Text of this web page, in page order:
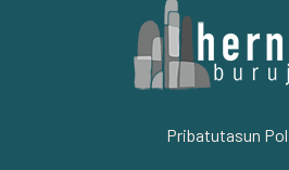
Pribatutasun